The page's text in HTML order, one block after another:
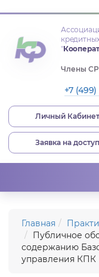
"
Члены
+7 (499)
Личный Кабинет
Заявка на доступ
Главная
Публичное
содержанию
управления КПК